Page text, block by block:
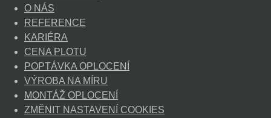
O NÁS
REFERENCE
KARIÉRA
CENA PLOTU
POPTÁVKA OPLOCENÍ
VÝROBA NA MÍRU
MONTÁŽ OPLOCENÍ
ZMĚNIT NASTAVENÍ COOKIES